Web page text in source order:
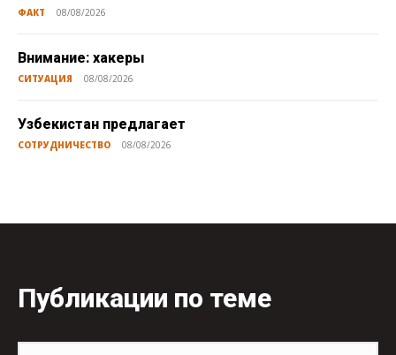
ФАКТ 08/08/2026
Внимание: хакеры
СИТУАЦИЯ 08/08/2026
Узбекистан предлагает
СОТРУДНИЧЕСТВО 08/08/2026
Публикации по теме